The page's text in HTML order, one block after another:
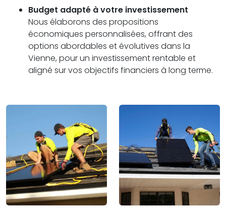
Budget adapté à votre investissement
Nous élaborons des propositions
économiques personnalisées, offrant des
options abordables et évolutives dans la
Vienne, pour un investissement rentable et
aligné sur vos objectifs financiers à long terme.